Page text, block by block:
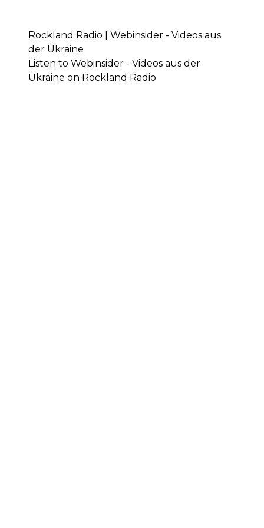
Rockland Radio | Webinsider - Videos aus
der Ukraine
Listen to Webinsider - Videos aus der
Ukraine on Rockland Radio